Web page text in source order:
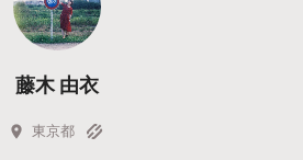
藤木 由衣
東京都